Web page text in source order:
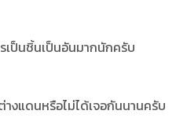
เป็นชิ้นเป็นอันมากนักครับ
งแดนหรือไม่ได้เจอกันนานครับ